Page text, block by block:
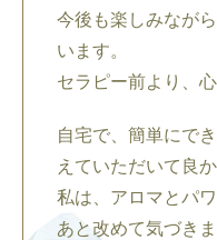
今後も楽しみなが
います。
セラピー前より、
自宅で、簡単にで
えていただいて良か
私は、アロマとパ
あと改めて気づきま